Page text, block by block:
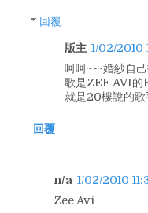
回覆
版主 1/02/2010
呵呵~~~婚紗自
歌是ZEE AVI
就是20樓說的歌
回覆
n/a 1/02/2010
Zee Avi